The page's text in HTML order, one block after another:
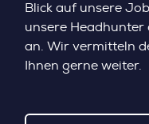
Blick auf unsere
unsere Headhunter
an. Wir vermitteln
Ihnen gerne weiter.